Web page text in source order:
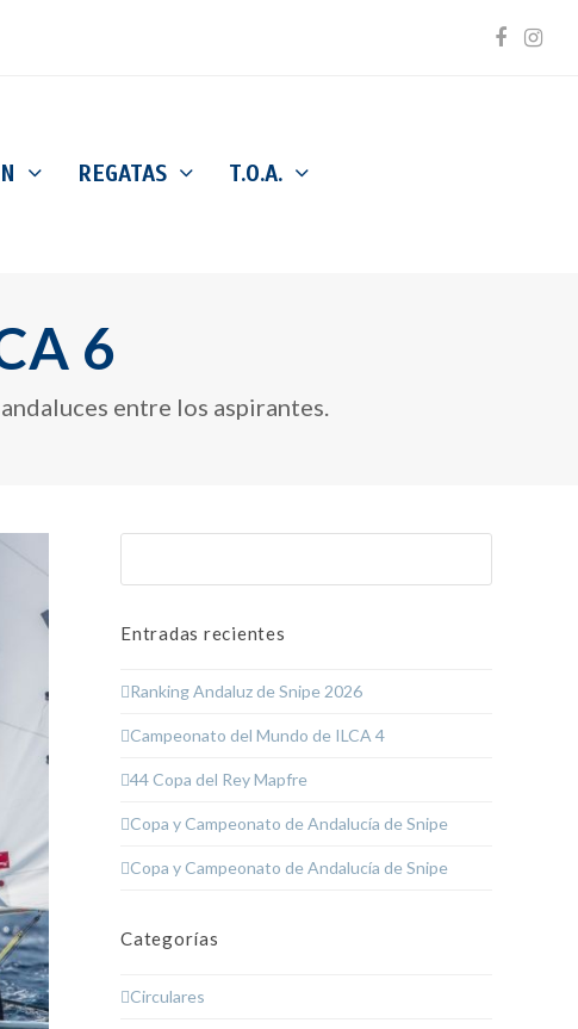
REGATAS T.O.A.
6
entre los aspirantes.
Entradas recientes
Ranking Andaluz de Snipe 2026
Campeonato del Mundo de ILCA 4
44 Copa del Rey Mapfre
Copa y Campeonato de Andalucía de Snipe
Copa y Campeonato de Andalucía de Snipe
Categorías
Circulares